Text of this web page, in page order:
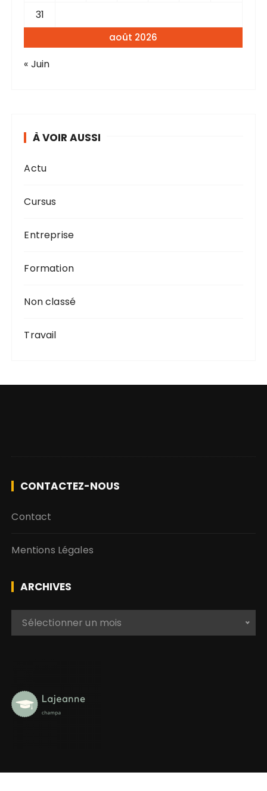
août 2026
31
« Juin
À VOIR AUSSI
Actu
Cursus
Entreprise
Formation
Non classé
Travail
CONTACTEZ-NOUS
Contact
Mentions Légales
ARCHIVES
v
e
Sélectionner un mois